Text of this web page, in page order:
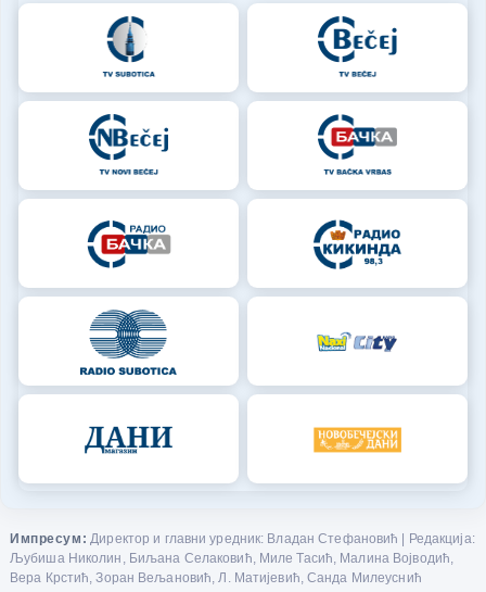
Импресум: Директор и главни уредник: Владан Стефановић | Редакција:
Љубиша Николин, Биљана Селаковић, Миле Тасић, Малина Војводић,
Вера Крстић, Зоран Вељановић, Л. Матијевић, Санда Милеуснић